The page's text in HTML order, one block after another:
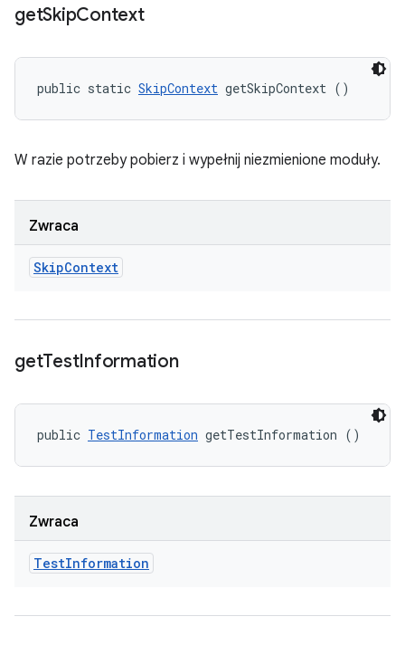
getSkipContext
public static SkipContext getSkipContext ()
W razie potrzeby pobierz i wypełnij niezmienione moduły.
Zwraca
SkipContext
getTestInformation
public TestInformation getTestInformation ()
Zwraca
TestInformation